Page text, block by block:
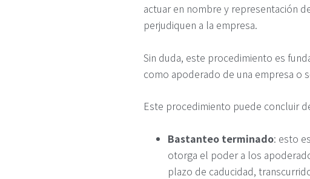
actuar en nombre y representación
perjudiquen a la empresa.
Sin duda, este procedimiento es
como apoderado de una empresa o
Este procedimiento puede concluir
Bastanteo terminado: esto
otorga el poder a los
plazo de caducidad,